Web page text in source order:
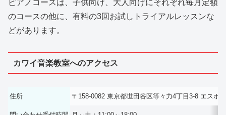
ピアノコースは、子供向け、大人向けにそれぞれ毎月定額
のコースの他に、有料の3回お試しトライアルレッスンな
どがあります。
カワイ音楽教室へのアクセス
住所 〒158-0082 東京都世田谷区等々力4丁目3-8 エスポ